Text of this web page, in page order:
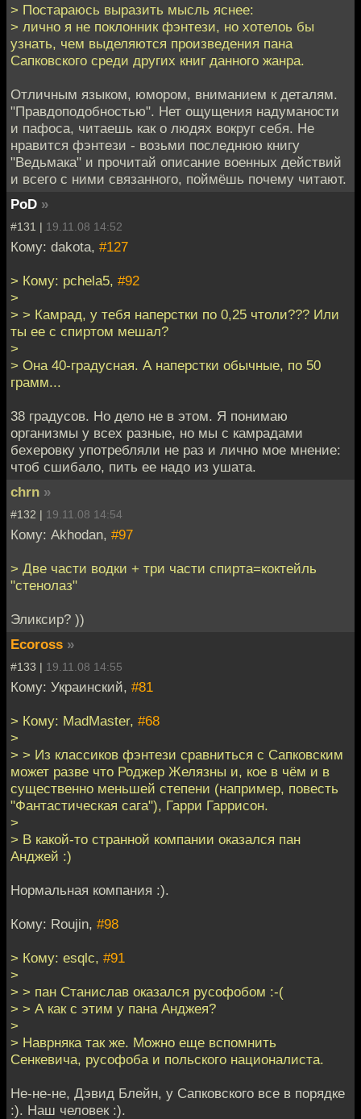
> Постараюсь выразить мысль яснее:
> лично я не поклонник фэнтези, но хотелоь бы
узнать, чем выделяются произведения пана
Сапковского среди других книг данного жанра.
Отличным языком, юмором, вниманием к деталям.
"Правдоподобностью". Нет ощущения надуманости
и пафоса, читаешь как о людях вокруг себя. Не
нравится фэнтези - возьми последнюю книгу
"Ведьмака" и прочитай описание военных действий
и всего с ними связанного, поймёшь почему читают.
PoD »
#131 | 19.11.08 14:52
Кому: dakota, #127
> Кому: pchela5, #92
>
> > Камрад, у тебя наперстки по 0,25 чтоли??? Или
ты ее с спиртом мешал?
>
> Она 40-градусная. А наперстки обычные, по 50
грамм...
38 градусов. Но дело не в этом. Я понимаю
организмы у всех разные, но мы с камрадами
бехеровку употребляли не раз и лично мое мнение:
чтоб сшибало, пить ее надо из ушата.
chrn »
#132 | 19.11.08 14:54
Кому: Akhodan, #97
> Две части водки + три части спирта=коктейль
"стенолаз"
Эликсир? ))
Ecoross »
#133 | 19.11.08 14:55
Кому: Украинский, #81
> Кому: MadMaster, #68
>
> > Из классиков фэнтези сравниться с Сапковским
может разве что Роджер Желязны и, кое в чём и в
существенно меньшей степени (например, повесть
"Фантастическая сага"), Гарри Гаррисон.
>
> В какой-то странной компании оказался пан
Анджей :)
Нормальная компания :).
Кому: Roujin, #98
> Кому: esqlc, #91
>
> > пан Станислав оказался русофобом :-(
> > А как с этим у пана Анджея?
>
> Наврняка так же. Можно еще вспомнить
Сенкевича, русофоба и польского националиста.
Не-не-не, Дэвид Блейн, у Сапковского все в порядке
:). Наш человек :).